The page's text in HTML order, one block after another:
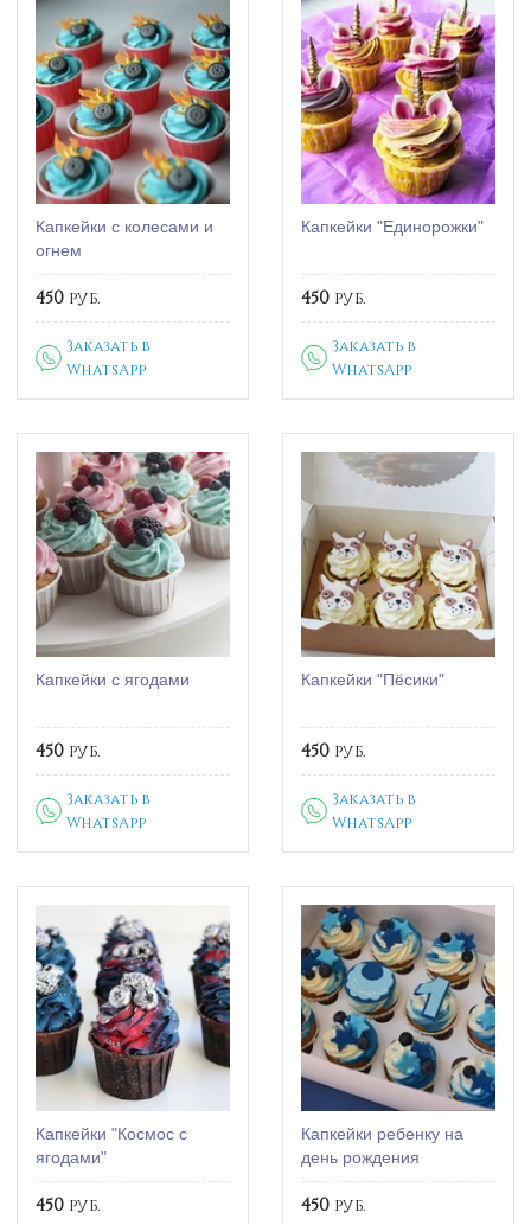
Капкейки с колесами и
огнем
450 руб.
Заказать в
WhatsApp
Капкейки "Единорожки"
450 руб.
Заказать в
WhatsApp
Капкейки с ягодами
450 руб.
Заказать в
WhatsApp
Капкейки "Пёсики"
450 руб.
Заказать в
WhatsApp
Капкейки "Космос с
ягодами"
450 руб.
Капкейки ребенку на
день рождения
450 руб.